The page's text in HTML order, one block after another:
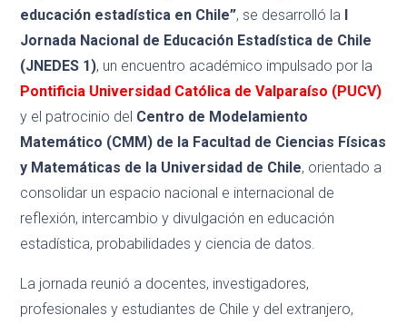
educación estadística en Chile”, se desarrolló la I
Jornada Nacional de Educación Estadística de Chile
(JNEDES 1), un encuentro académico impulsado por la
Pontificia Universidad Católica de Valparaíso (PUCV)
y el patrocinio del Centro de Modelamiento
Matemático (CMM) de la Facultad de Ciencias Físicas
y Matemáticas de la Universidad de Chile, orientado a
consolidar un espacio nacional e internacional de
reflexión, intercambio y divulgación en educación
estadística, probabilidades y ciencia de datos.
La jornada reunió a docentes, investigadores,
profesionales y estudiantes de Chile y del extranjero,